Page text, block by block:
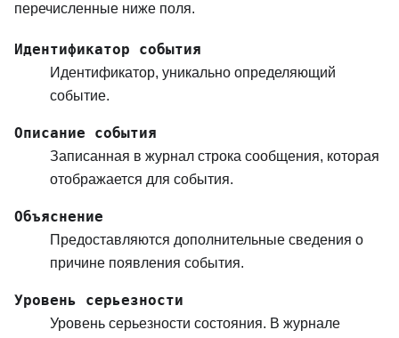
перечисленные ниже поля.
Идентификатор события
Идентификатор, уникально определяющий
событие.
Описание события
Записанная в журнал строка сообщения, которая
отображается для события.
Объяснение
Предоставляются дополнительные сведения о
причине появления события.
Уровень серьезности
Уровень серьезности состояния. В журнале